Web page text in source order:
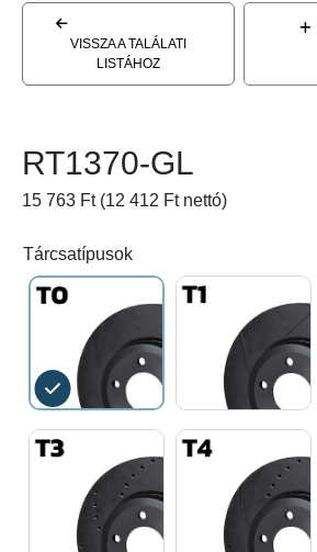
VISSZA A TALÁLATI
LISTÁHOZ
RT1370-GL
15 763 Ft (12 412 Ft nettó)
Tárcsatípusok